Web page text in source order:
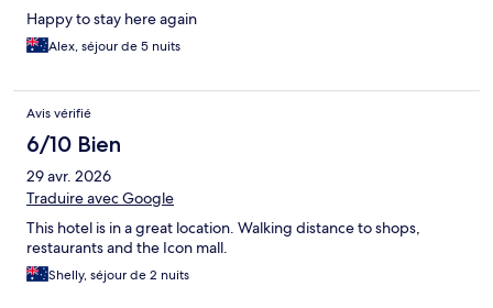
Happy to stay here again
Alex, séjour de 5 nuits
Avis vérifié
6/10 Bien
29 avr. 2026
Traduire avec Google
This hotel is in a great location. Walking distance to shops,
restaurants and the Icon mall.
Shelly, séjour de 2 nuits